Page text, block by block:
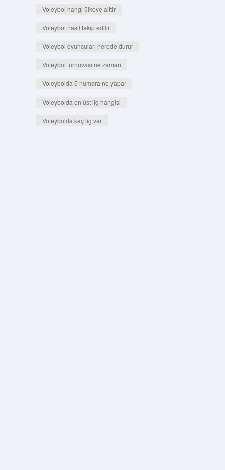
Voleybol hangi ülkeye aittir
Voleybol nasıl takip edilir
Voleybol oyuncuları nerede durur
Voleybol turnuvası ne zaman
Voleybolda 5 numara ne yapar
Voleybolda en üst lig hangisi
Voleybolda kaç lig var